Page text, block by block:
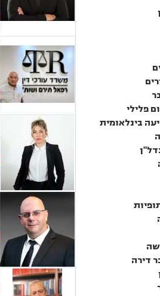
פלילי
בינלאומית
דירה